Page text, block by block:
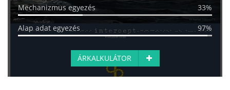
Mechanizmus egyezés
33%
Alap adat egyezés 97%
ÁRKALKULÁTOR